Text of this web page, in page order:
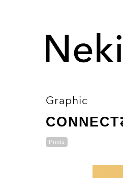
Graphic
Prints